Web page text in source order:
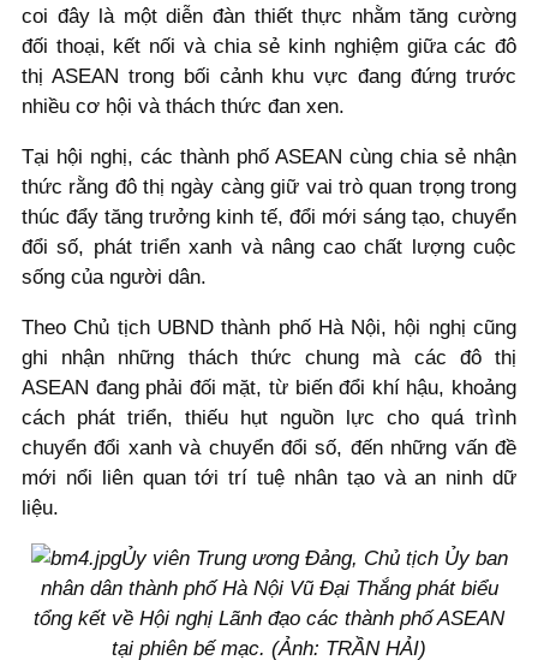
coi đây là một diễn đàn thiết thực nhằm tăng cường
đối thoại, kết nối và chia sẻ kinh nghiệm giữa các đô
thị ASEAN trong bối cảnh khu vực đang đứng trước
nhiều cơ hội và thách thức đan xen.
Tại hội nghị, các thành phố ASEAN cùng chia sẻ nhận
thức rằng đô thị ngày càng giữ vai trò quan trọng trong
thúc đẩy tăng trưởng kinh tế, đổi mới sáng tạo, chuyển
đổi số, phát triển xanh và nâng cao chất lượng cuộc
sống của người dân.
Theo Chủ tịch UBND thành phố Hà Nội, hội nghị cũng
ghi nhận những thách thức chung mà các đô thị
ASEAN đang phải đối mặt, từ biến đổi khí hậu, khoảng
cách phát triển, thiếu hụt nguồn lực cho quá trình
chuyển đổi xanh và chuyển đổi số, đến những vấn đề
mới nổi liên quan tới trí tuệ nhân tạo và an ninh dữ
liệu.
Ủy viên Trung ương Đảng, Chủ tịch Ủy ban
nhân dân thành phố Hà Nội Vũ Đại Thắng phát biểu
tổng kết về Hội nghị Lãnh đạo các thành phố ASEAN
tại phiên bế mạc. (Ảnh: TRẦN HẢI)